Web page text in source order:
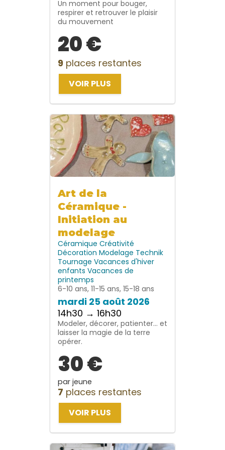
Un moment pour bouger,
respirer et retrouver le plaisir
du mouvement
20 €
9 places restantes
VOIR PLUS
Art de la
Céramique -
Initiation au
modelage
Céramique Créativité
Décoration Modelage Technik
Tournage Vacances d'hiver
enfants Vacances de
printemps
6-10 ans, 11-15 ans, 15-18 ans
mardi 25 août 2026
14h30 → 16h30
Modeler, décorer, patienter… et
laisser la magie de la terre
opérer.
30 €
par jeune
7 places restantes
VOIR PLUS